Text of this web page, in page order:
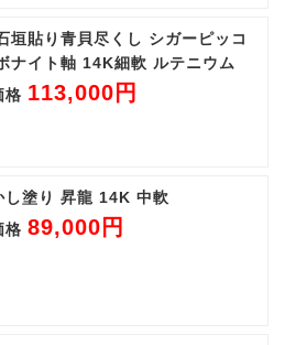
垣貼り青貝尽くし シガーピッコ
ナイト軸 14K細軟 ルテニウム
格 113,000円
し塗り 昇龍 14K 中軟
格 89,000円